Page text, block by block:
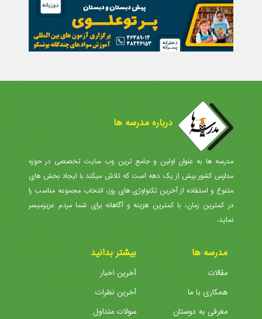
درباره مدرسه ها
مدرسه ها به عنوان اولین و جامع ترین وب سایت تخصصی در حوزه
مدارس کشور بیش از یک دهه است که تلاش میکند با ایجاد بخش های
متنوع و استفاده از آخرین تکنولوژی های روز، انتخاب مجموعه مناسب را
در کمترین زمان، با کمترین هزینه و آگاهانه برای شما مردم عزیزمیسر
نماید.
مدرسه ها
مقالات
همکاری با ما
معرفی به دوستان
بیشتر بدانید
آخرین اخبار
آخرین نظرات
سولات متداول